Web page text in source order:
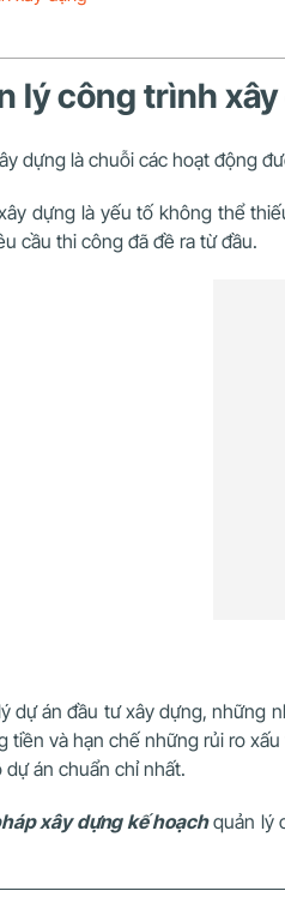
lý công trình
dựng là chuỗi các hoạt động
dựng là yếu tố không thể
cầu thi công đã đề ra từ đầu.
dự án đầu tư xây dựng,
tiền và hạn chế những rủi ro
án chuẩn chỉ nhất.
xây dựng kế hoạchquản lý